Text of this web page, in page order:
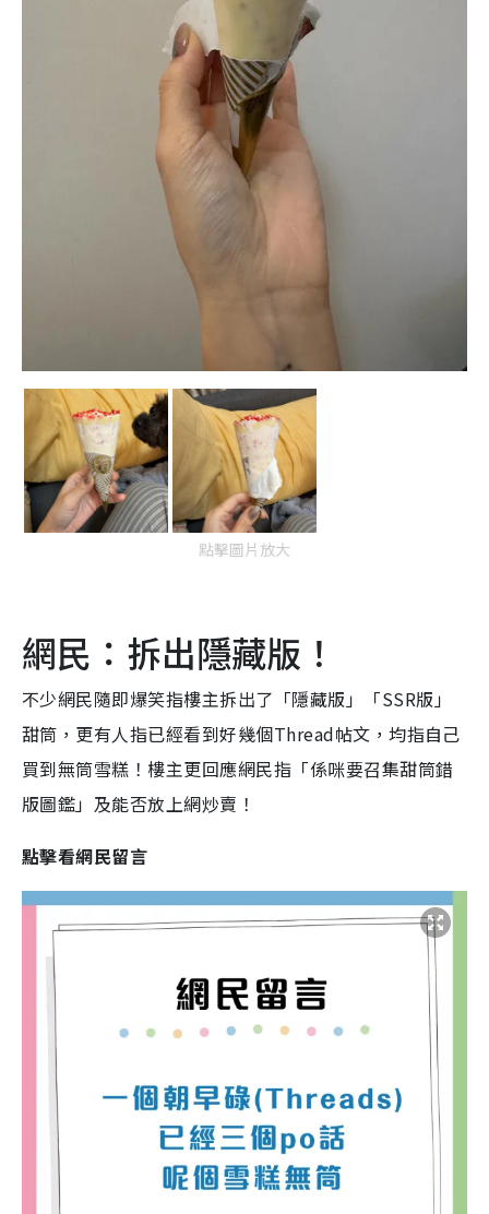
點擊圖片放大
網民：拆出隱藏版！
不少網民隨即爆笑指樓主拆出了「隱藏版」「SSR版」
甜筒，更有人指已經看到好幾個Thread帖文，均指自己
買到無筒雪糕！樓主更回應網民指「係咪要召集甜筒錯
版圖鑑」及能否放上網炒賣！
點擊看網民留言